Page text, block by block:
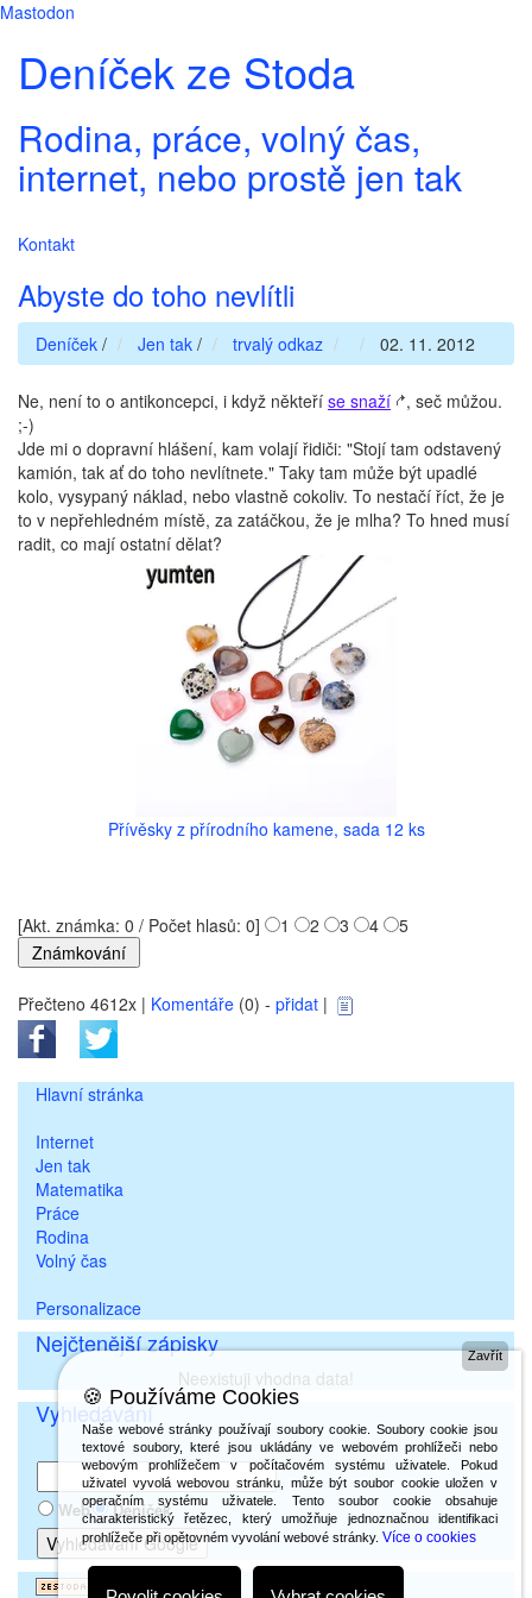
Mastodon
Deníček ze Stoda
Rodina, práce, volný čas,
internet, nebo prostě jen tak
Kontakt
Abyste do toho nevlítli
Deníček / Jen tak / trvalý odkaz 02. 11. 2012
Ne, není to o antikoncepci, i když někteří se snaží
, seč můžou.
;-)
Jde mi o dopravní hlášení, kam volají řidiči: "Stojí tam odstavený
kamión, tak ať do toho nevlítnete." Taky tam může být upadlé
kolo, vysypaný náklad, nebo vlastně cokoliv. To nestačí říct, že je
to v nepřehledném místě, za zatáčkou, že je mlha? To hned musí
radit, co mají ostatní dělat?
Přívěsky z přírodního kamene, sada 12 ks
[Akt. známka: 0 / Počet hlasů: 0] 1 2 3 4 5
Přečteno 4612x | Komentáře (0) - přidat |
Hlavní stránka
Internet
Jen tak
Matematika
Práce
Rodina
Volný čas
Personalizace
Nejčtenější zápisky
Neexistuji vhodna data!
Vyhledávání
Web Deníček
Zavřít
🍪 Používáme Cookies
Naše webové stránky používají soubory cookie. Soubory cookie jsou
textové soubory, které jsou ukládány ve webovém prohlížeči nebo
webovým prohlížečem v počítačovém systému uživatele. Pokud
uživatel vyvolá webovou stránku, může být soubor cookie uložen v
operačním systému uživatele. Tento soubor cookie obsahuje
charakteristický řetězec, který umožňuje jednoznačnou identifikaci
prohlížeče při opětovném vyvolání webové stránky.Více o cookies